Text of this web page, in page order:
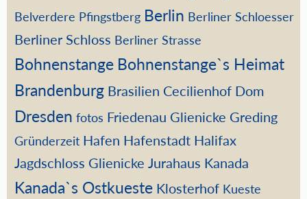
Belverdere Pfingstberg Berlin Berliner Schloesser
Berliner Schloss Berliner Strasse
Bohnenstange Bohnenstange`s Heimat
Brandenburg Brasilien Cecilienhof Dom
Dresden fotos Friedenau Glienicke Greding
Gründerzeit Hafen Hafenstadt Halifax
Jagdschloss Glienicke Jurahaus Kanada
Kanada`s Ostkueste Klosterhof Kueste